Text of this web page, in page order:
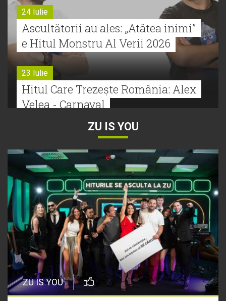
24 Iulie
Ascultătorii au ales: „Atâtea inimi”
e Hitul Monstru Al Verii 2026
23 Iulie
Hitul Care Trezește România: Alex
Velea - Carnaval
Bătălie strânsă la Hitul Monstru Al
Verii: Cabron versus Faydee
21 Iulie
Dă volumul mai tare! Cabron vine
cu Hitul Monstru al Verii
20 Iulie
Episod nou | Muzica Aia x DJ
Christian Thomson
ZU IS YOU
ZU IS YOU